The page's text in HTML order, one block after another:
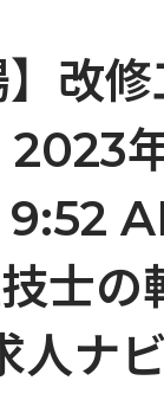
改
士の
ナビ